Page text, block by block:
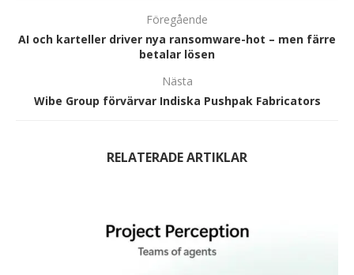
Föregående
AI och karteller driver nya ransomware-hot – men färre
betalar lösen
Nästa
Wibe Group förvärvar Indiska Pushpak Fabricators
RELATERADE ARTIKLAR